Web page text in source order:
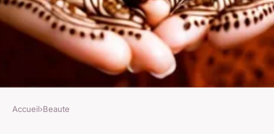
Accueil›Beaute